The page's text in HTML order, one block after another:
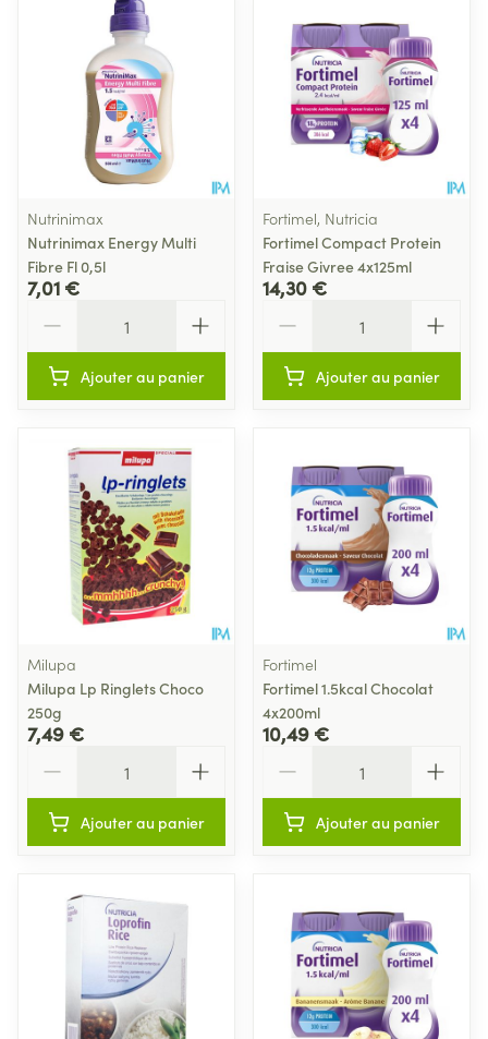
Nutrinimax
Nutrinimax Energy Multi
Fibre Fl 0,5l
7,01 €
Ajouter au panier
Fortimel, Nutricia
Fortimel Compact Protein
Fraise Givree 4x125ml
14,30 €
Ajouter au panier
Milupa
Milupa Lp Ringlets Choco
250g
7,49 €
Ajouter au panier
Fortimel
Fortimel 1.5kcal Chocolat
4x200ml
10,49 €
Ajouter au panier